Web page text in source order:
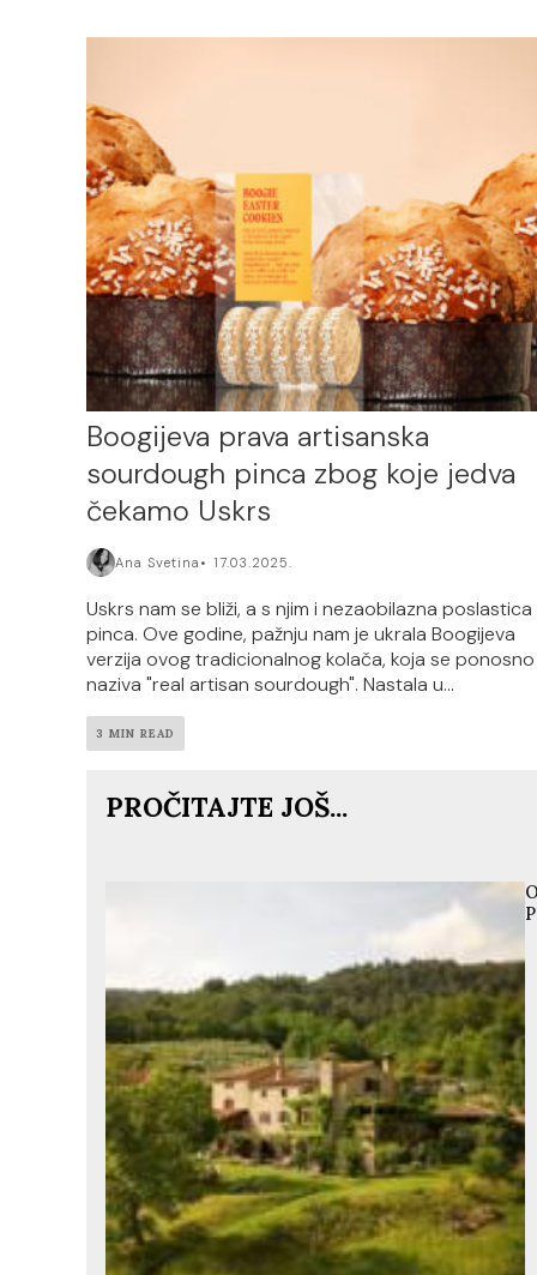
Boogijeva prava artisanska
sourdough pinca zbog koje jedva
čekamo Uskrs
Ana Svetina 17.03.2025.
Uskrs nam se bliži, a s njim i nezaobilazna
pinca. Ove godine, pažnju nam je ukrala Boogijeva
verzija ovog tradicionalnog kolača, koja se ponosno
naziva "real artisan sourdough". Nastala u...
3 MIN READ
PROČITAJTE JOŠ...